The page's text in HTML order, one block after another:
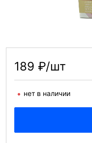
189 ₽/шт
нет в наличии